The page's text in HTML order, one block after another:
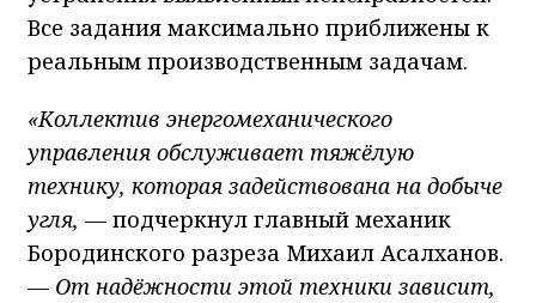
Все задания максимально приближены к
реальным производственным задачам.
«Коллектив энергомеханического
управления обслуживает тяжёлую
технику, которая задействована на добыче
угля, — подчеркнул главный механик
Бородинского разреза Михаил Асалханов.
— От надёжности этой техники зависит,